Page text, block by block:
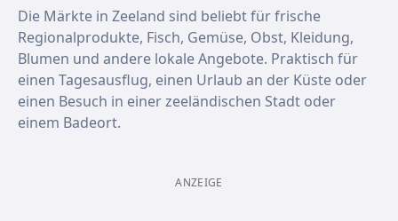
Die Märkte in Zeeland sind beliebt für frische
Regionalprodukte, Fisch, Gemüse, Obst, Kleidung,
Blumen und andere lokale Angebote. Praktisch für
einen Tagesausflug, einen Urlaub an der Küste oder
einen Besuch in einer zeeländischen Stadt oder
einem Badeort.
ANZEIGE